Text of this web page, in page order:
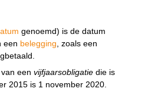
genoemd) is de datum
een belegging , zoals een
een vijfjaarsobligatie die is
2015 is 1 november 2020.